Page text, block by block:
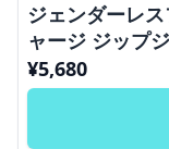
ジェンダーレ
ャージ ジップ
¥5,680